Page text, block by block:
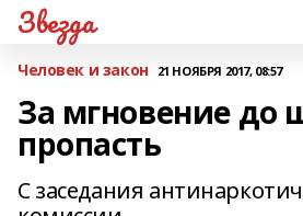
Звезда
Человек и закон 21 НОЯБРЯ 2017, 08:57
За мгновение до
пропасть
С заседания